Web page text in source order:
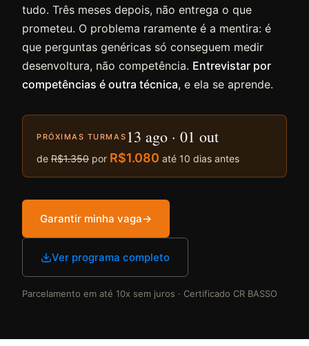
tudo. Três meses depois, não entrega o que
prometeu. O problema raramente é a mentira: é
que perguntas genéricas só conseguem medir
desenvoltura, não competência. Entrevistar por
competências é outra técnica, e ela se aprende.
PRÓXIMAS TURMAS 13 ago · 01 out
de R$1.350 por R$1.080 até 10 dias antes
Garantir minha vaga→
Ver programa completo
Parcelamento em até 10x sem juros · Certificado CR BASSO